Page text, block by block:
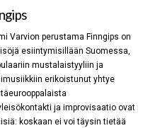
Varvion perustama Finngips on
esiintymisillään Suomessa,
mustalaistyyliin ja
erikoistunut yhtye
ja improvisaatio ovat
koskaan ei voi täysin tietää